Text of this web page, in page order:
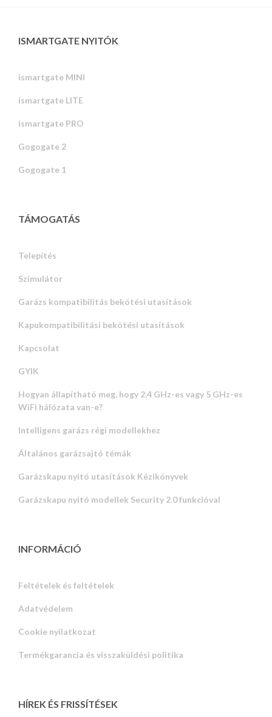
ISMARTGATE NYITÓK
ismartgate MINI
ismartgate LITE
ismartgate PRO
Gogogate 2
Gogogate 1
TÁMOGATÁS
Telepítés
Szimulátor
Garázs kompatibilitás bekötési utasítások
Kapukompatibilitási bekötési utasítások
Kapcsolat
GYIK
Hogyan állapítható meg, hogy 2,4 GHz-es vagy 5 GHz-es
WiFi hálózata van-e?
Intelligens garázs régi modellekhez
Általános garázsajtó témák
Garázskapu nyitó utasítások Kézikönyvek
Garázskapu nyitó modellek Security 2.0 funkcióval
INFORMÁCIÓ
Feltételek és feltételek
Adatvédelem
Cookie nyilatkozat
Termékgarancia és visszaküldési politika
HÍREK ÉS FRISSÍTÉSEK